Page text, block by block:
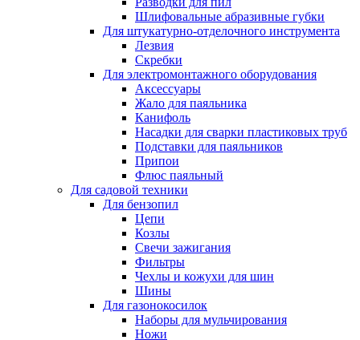
Шлифовальные абразивные губки
Для штукатурно-отделочного инструмента
Лезвия
Скребки
Для электромонтажного оборудования
Аксессуары
Жало для паяльника
Канифоль
Насадки для сварки пластиковых труб
Подставки для паяльников
Припои
Флюс паяльный
Для садовой техники
Для бензопил
Цепи
Козлы
Свечи зажигания
Фильтры
Чехлы и кожухи для шин
Шины
Для газонокосилок
Наборы для мульчирования
Ножи